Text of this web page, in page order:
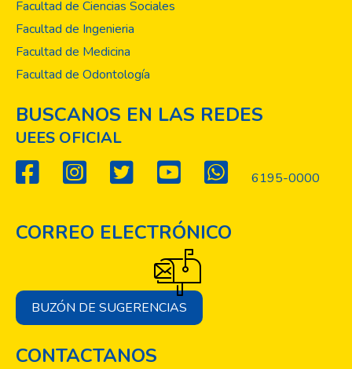
Facultad de Ciencias Sociales
Facultad de Ingenieria
Facultad de Medicina
Facultad de Odontología
BUSCANOS EN LAS REDES
UEES OFICIAL
6195-0000
CORREO ELECTRÓNICO
BUZÓN DE SUGERENCIAS
CONTACTANOS